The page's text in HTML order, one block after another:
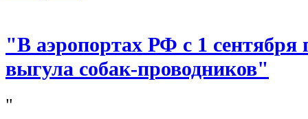
"В аэропортах РФ с 1 сентября
выгула собак-проводников"
"